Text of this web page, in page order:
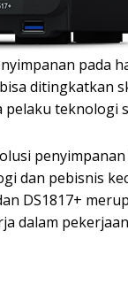
pada
teknologi
dan pebisnis
DS1817+
dalam